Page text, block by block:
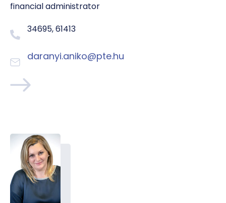
financial administrator
34695, 61413
daranyi.aniko@pte.hu